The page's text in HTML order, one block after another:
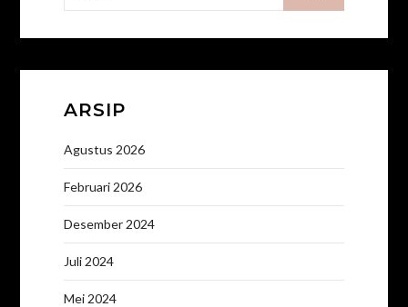
ARSIP
Agustus 2026
Februari 2026
Desember 2024
Juli 2024
Mei 2024